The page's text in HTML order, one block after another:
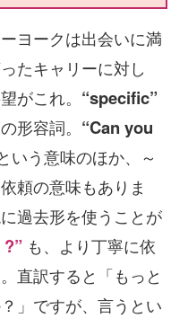
ヨークは出会いに満
たキャリーに対し
がこれ。 “specific”
形容詞。 “Can you
いう意味のほか、～
頼の意味もありま
過去形を使うことが
も、より丁寧に依
直訳すると「もっと
」ですが、言うとい